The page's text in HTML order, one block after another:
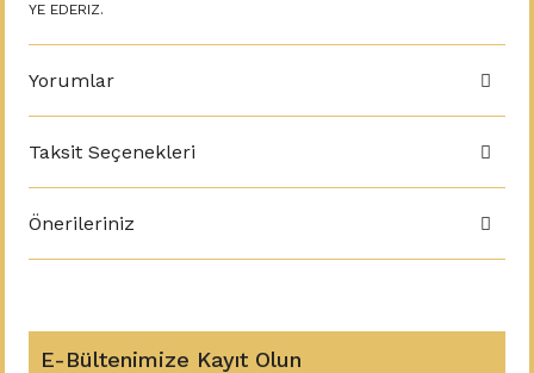
YE EDERIZ.
Yorumlar
Taksit Seçenekleri
Önerileriniz
E-Bültenimize Kayıt Olun